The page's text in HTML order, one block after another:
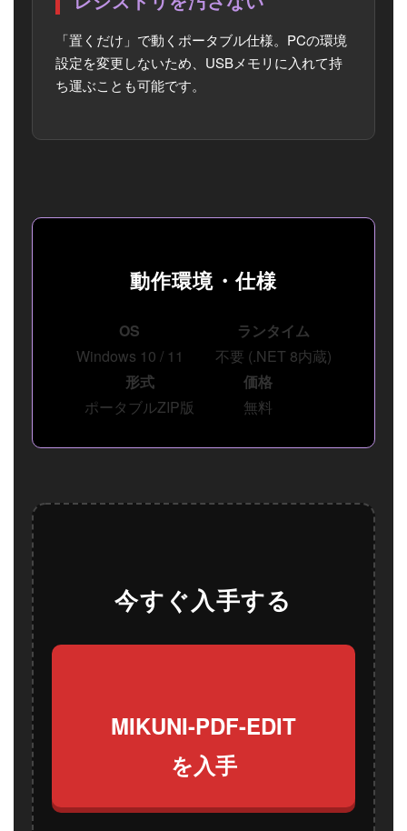
「置くだけ」で動くポータブル仕様。PCの環境
設定を変更しないため、USBメモリに入れて持
ち運ぶことも可能です。
動作環境・仕様
OS
Windows 10 / 11
ランタイム
不要 (.NET 8内蔵)
形式
ポータブルZIP版
価格
無料
今すぐ入手する
MIKUNI-PDF-EDIT
を入手